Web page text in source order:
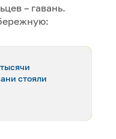
– гавань.
стояли